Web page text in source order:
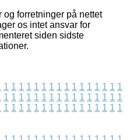
forretninger på nettet
os intet ansvar for
siden sidste
1 1 1 1 1 1 1 1 1 1 1 1 1 1 1 1
1 1 1 1 1 1 1 1 1 1 1 1 1 1 1 1
1 1 1 1 1 1 1 1 1 1 1 1 1 1 1 1